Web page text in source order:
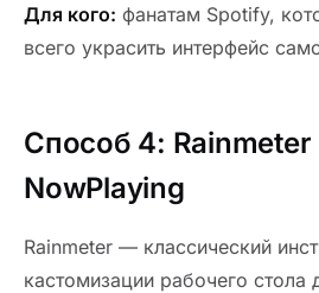
Для кого: фанатам Spotify,
всего украсить интерфейс
Способ 4: Rainmeter
NowPlaying
Rainmeter — классический
кастомизации рабочего стола